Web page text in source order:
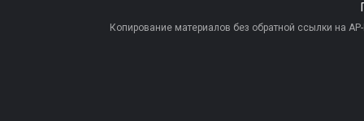
Копирование материалов без обратной ссылки на